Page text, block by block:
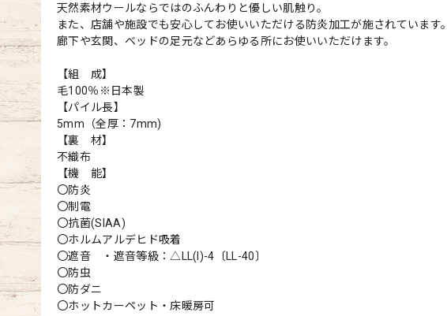
天然素材ウールならではのふんわりと優しい肌触り。
また、店舗や施設でも安心してお使いいただける防炎加工が施されています。
廊下や玄関、ベッドの足元などあらゆる所にお使いいただけます。
【組 成】
毛100％※日本製
【パイル長】
5mm（全厚：7mm)
【裏 材】
不織布
【機 能】
〇防炎
〇制電
〇抗菌(SIAA)
〇ホルムアルデヒド吸着
〇遮音 ・遮音等級：△LL(I)-4〔LL-40〕
〇防虫
〇防ダニ
〇ホットカーペット・床暖房可